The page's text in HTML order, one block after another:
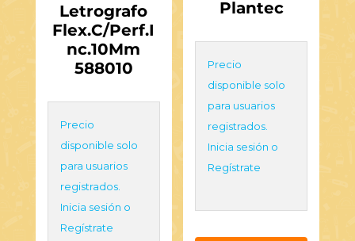
Letrografo
Flex.C/Perf.I
nc.10Mm
588010
Precio
disponible solo
para usuarios
registrados.
Inicia sesión o
Regístrate
Plantec
Precio
disponible solo
para usuarios
registrados.
Inicia sesión o
Regístrate